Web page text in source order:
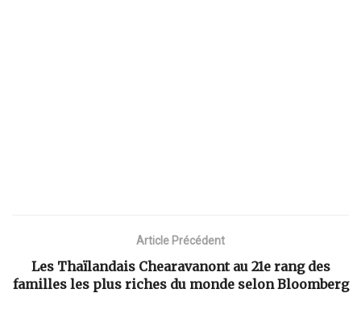
Article Précédent
Les Thaïlandais Chearavanont au 21e rang des
familles les plus riches du monde selon Bloomberg